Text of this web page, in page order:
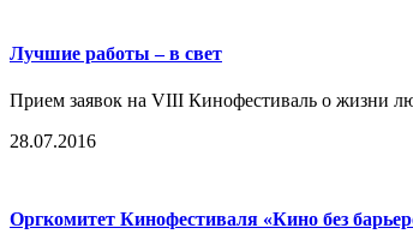
Лучшие работы – в свет
Прием заявок на VIII Кинофестиваль о жизни
28.07.2016
Оргкомитет Кинофестиваля «Кино без